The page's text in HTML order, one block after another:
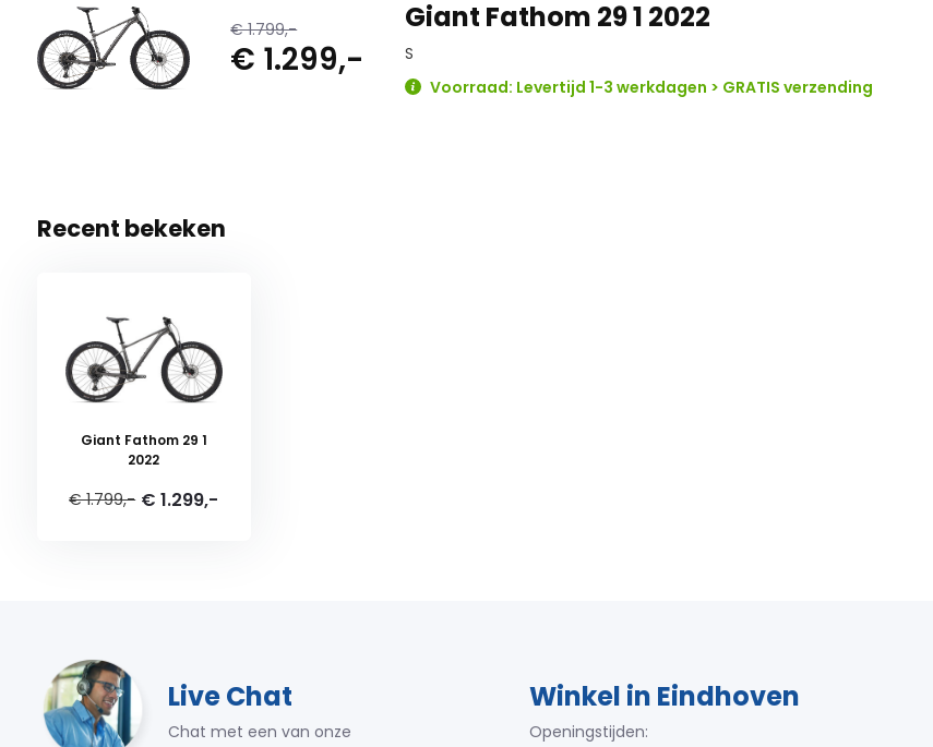
€ 1.799,-
€ 1.299,-
Giant Fathom 29 1 2022
S
Voorraad: Levertijd 1-3 werkdagen > GRATIS verzending
Recent bekeken
Giant Fathom 29 1
2022
€ 1.799,- € 1.299,-
Live Chat
Chat met een van onze
Winkel in Eindhoven
Openingstijden: